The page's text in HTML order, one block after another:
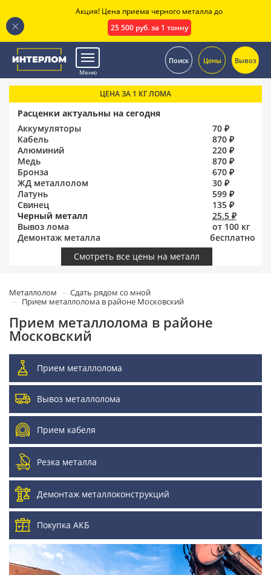
Меню
Поиск Цены Вывоз
ЦЕНА ЗА 1 КГ ЛОМА
Расценки актуальны на сегодня
Аккумуляторы
70 ₽
Кабель
870 ₽
Алюминий
220 ₽
Медь
870 ₽
Бронза
670 ₽
ЖД металлолом
30 ₽
Латунь
599 ₽
Свинец
135 ₽
Черный металл
25.5 ₽
Вывоз лома
от 100 кг
Демонтаж металла
бесплатно
Смотреть все цены на металл
Металлолом
Сдать рядом со мной
Прием металлолома в районе Московский
Прием металлолома в районе
Московский
Прием металлолома
Вывоз металлолома
Прием кабеля
Резка металла
Демонтаж металлоконструкций
Покупка АКБ
Акция! Цена приема черного металла до
25 500 руб. за 1 тонну
.